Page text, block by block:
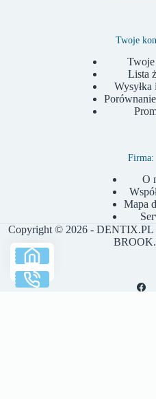
Twoje
Lista
Wysyłka
Firma:
O
Mapa
Copyright © 2026 - DENTIX.PL